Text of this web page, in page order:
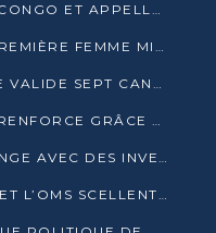
L’OMS SALUE LA RIPOSTE DU CONGO ET APPELLE À DES RÉFORMES DURABLES
HOMMAGES OFFICIELS À LA PREMIÈRE FEMME MINISTRE DU CONGO
LA COUR CONSTITUTIONNELLE VALIDE SEPT CANDIDATURES POUR LA PRÉSIDENTIELLE
CONNECTIVITÉ LE CONGO SE RENFORCE GRÂCE AU CÂBLE 2AFRICA
SÉNAT : PIERRE NGOLO ÉCHANGE AVEC DES INVESTISSEURS DU NUMÉRIQUE
SANTÉ : LA FONDATION SNPC ET L’OMS SCELLENT UN PARTENARIAT STRATÉGIQUE DE TROIS ANS